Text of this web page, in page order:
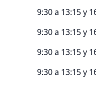
9:30 a 13:15 y
9:30 a 13:15 y
9:30 a 13:15 y
9:30 a 13:15 y